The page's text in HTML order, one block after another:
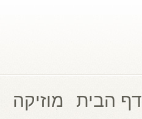
דף הבית מוזיקה